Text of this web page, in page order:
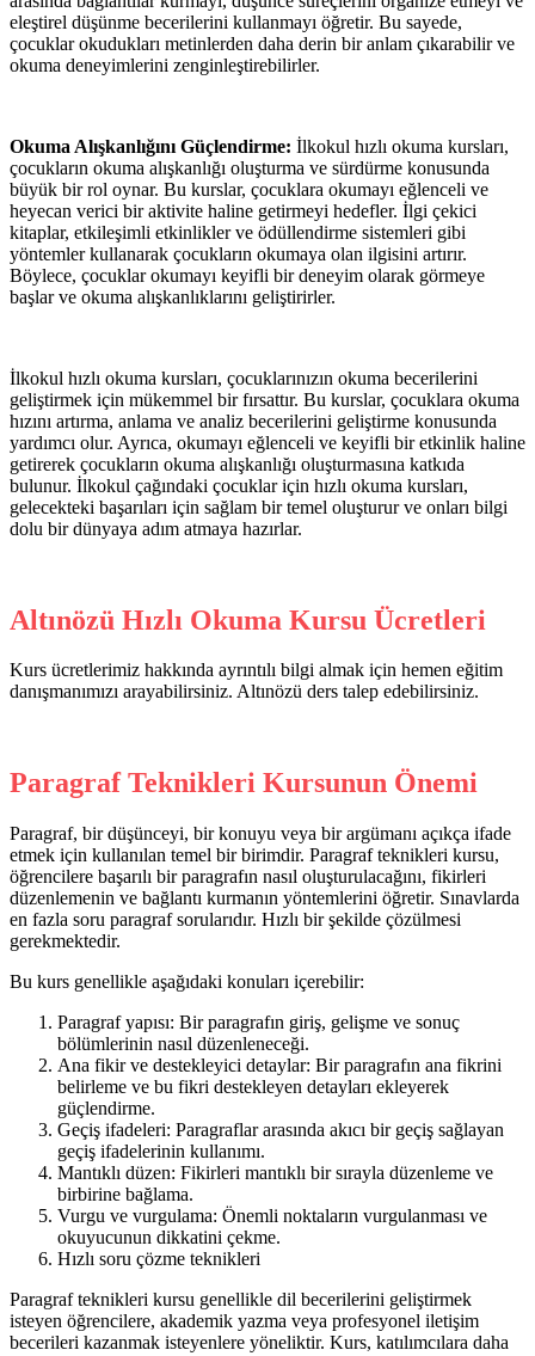
eleştirel düşünme becerilerini kullanmayı öğretir. Bu sayede,
çocuklar okudukları metinlerden daha derin bir anlam çıkarabilir ve
okuma deneyimlerini zenginleştirebilirler.
Okuma Alışkanlığını Güçlendirme: İlkokul hızlı okuma kursları,
çocukların okuma alışkanlığı oluşturma ve sürdürme konusunda
büyük bir rol oynar. Bu kurslar, çocuklara okumayı eğlenceli ve
heyecan verici bir aktivite haline getirmeyi hedefler. İlgi çekici
kitaplar, etkileşimli etkinlikler ve ödüllendirme sistemleri gibi
yöntemler kullanarak çocukların okumaya olan ilgisini artırır.
Böylece, çocuklar okumayı keyifli bir deneyim olarak görmeye
başlar ve okuma alışkanlıklarını geliştirirler.
İlkokul hızlı okuma kursları, çocuklarınızın okuma becerilerini
geliştirmek için mükemmel bir fırsattır. Bu kurslar, çocuklara okuma
hızını artırma, anlama ve analiz becerilerini geliştirme konusunda
yardımcı olur. Ayrıca, okumayı eğlenceli ve keyifli bir etkinlik haline
getirerek çocukların okuma alışkanlığı oluşturmasına katkıda
bulunur. İlkokul çağındaki çocuklar için hızlı okuma kursları,
gelecekteki başarıları için sağlam bir temel oluşturur ve onları bilgi
dolu bir dünyaya adım atmaya hazırlar.
Altınözü Hızlı Okuma Kursu Ücretleri
Kurs ücretlerimiz hakkında ayrıntılı bilgi almak için hemen eğitim
danışmanımızı arayabilirsiniz. Altınözü ders talep edebilirsiniz.
Paragraf Teknikleri Kursunun Önemi
Paragraf, bir düşünceyi, bir konuyu veya bir argümanı açıkça ifade
etmek için kullanılan temel bir birimdir. Paragraf teknikleri kursu,
öğrencilere başarılı bir paragrafın nasıl oluşturulacağını, fikirleri
düzenlemenin ve bağlantı kurmanın yöntemlerini öğretir. Sınavlarda
en fazla soru paragraf sorularıdır. Hızlı bir şekilde çözülmesi
gerekmektedir.
Bu kurs genellikle aşağıdaki konuları içerebilir:
Paragraf yapısı: Bir paragrafın giriş, gelişme ve sonuç
bölümlerinin nasıl düzenleneceği.
Ana fikir ve destekleyici detaylar: Bir paragrafın ana fikrini
belirleme ve bu fikri destekleyen detayları ekleyerek
güçlendirme.
Geçiş ifadeleri: Paragraflar arasında akıcı bir geçiş sağlayan
geçiş ifadelerinin kullanımı.
Mantıklı düzen: Fikirleri mantıklı bir sırayla düzenleme ve
birbirine bağlama.
Vurgu ve vurgulama: Önemli noktaların vurgulanması ve
okuyucunun dikkatini çekme.
Hızlı soru çözme teknikleri
Paragraf teknikleri kursu genellikle dil becerilerini geliştirmek
isteyen öğrencilere, akademik yazma veya profesyonel iletişim
becerileri kazanmak isteyenlere yöneliktir. Kurs, katılımcılara daha